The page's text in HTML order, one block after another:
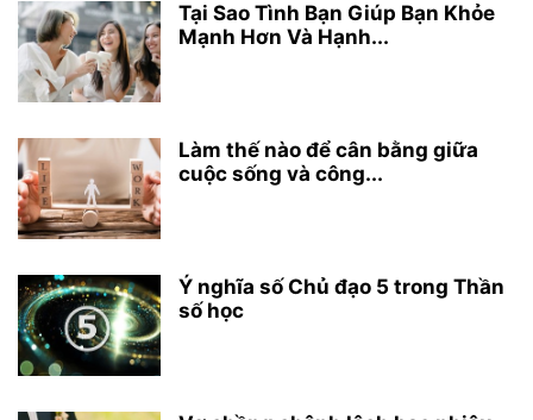
Tại Sao Tình Bạn Giúp Bạn Khỏe
Mạnh Hơn Và Hạnh...
Làm thế nào để cân bằng giữa
cuộc sống và công...
Ý nghĩa số Chủ đạo 5 trong Thần
số học